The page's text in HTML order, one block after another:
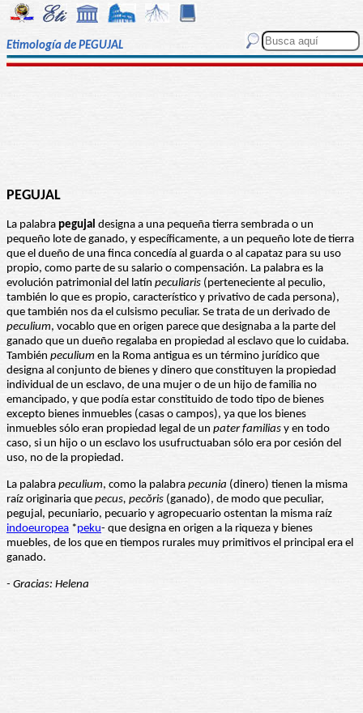
Etimología de PEGUJAL
PEGUJAL
La palabra pegujal designa a una pequeña tierra sembrada o un
pequeño lote de ganado, y específicamente, a un pequeño lote de tierra
que el dueño de una finca concedía al guarda o al capataz para su uso
propio, como parte de su salario o compensación. La palabra es la
evolución patrimonial del latín peculiaris (perteneciente al peculio,
también lo que es propio, característico y privativo de cada persona),
que también nos da el culsismo peculiar. Se trata de un derivado de
peculium, vocablo que en origen parece que designaba a la parte del
ganado que un dueño regalaba en propiedad al esclavo que lo cuidaba.
También peculium en la Roma antigua es un término jurídico que
designa al conjunto de bienes y dinero que constituyen la propiedad
individual de un esclavo, de una mujer o de un hijo de familia no
emancipado, y que podía estar constituido de todo tipo de bienes
excepto bienes inmuebles (casas o campos), ya que los bienes
inmuebles sólo eran propiedad legal de un pater familias y en todo
caso, si un hijo o un esclavo los usufructuaban sólo era por cesión del
uso, no de la propiedad.
La palabra peculium, como la palabra pecunia (dinero) tienen la misma
raíz originaria que pecus, pecŏris (ganado), de modo que peculiar,
pegujal, pecuniario, pecuario y agropecuario ostentan la misma raíz
indoeuropea *peku- que designa en origen a la riqueza y bienes
muebles, de los que en tiempos rurales muy primitivos el principal era el
ganado.
- Gracias: Helena